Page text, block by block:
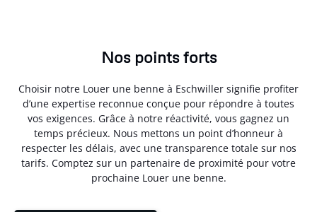
Nos points forts
Choisir notre Louer une benne à Eschwiller signifie profiter
d’une expertise reconnue conçue pour répondre à toutes
vos exigences. Grâce à notre réactivité, vous gagnez un
temps précieux. Nous mettons un point d’honneur à
respecter les délais, avec une transparence totale sur nos
tarifs. Comptez sur un partenaire de proximité pour votre
prochaine Louer une benne.